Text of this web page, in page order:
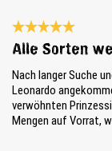
Review with rating
Alle Sorten
Nach langer Suche
Leonardo
verwöhnten
Mengen auf Vorrat,